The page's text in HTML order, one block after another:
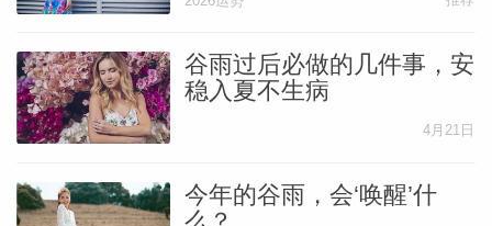
谷雨过后必做的几件事，安
稳入夏不生病
4月21日
今年的谷雨，会‘唤醒’什